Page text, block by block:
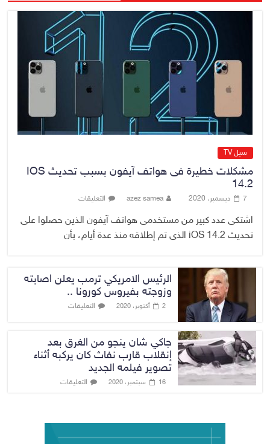
الدخيل يفتتح مستشفى الأورام
والطب النووي التخصصي في
الموصل
9 أغسطس، 2026 No Comment
سيل TV
مشكلات خطيرة فى هواتف آيفون بسبب تحديث IOS
14.2
7 ديسمبر، 2020 azez samea التعليقات
اشتكى عدد كبير من مستخدمى هواتف آيفون الذين حصلوا على
تحديث iOS 14.2 الذى تم إطلاقه منذ عدة أيام، بأن
الرئيس الامريكي ترمب يعلن اصابته
وزوجته بفيروس كورونا ..
2 أكتوبر، 2020 التعليقات
جاكي شان ينجو من الغرق بعد
إنقلاب قارب نفاث كان يركبه أثناء
تصوير فيلمه الجديد
16 سبتمبر، 2020 التعليقات